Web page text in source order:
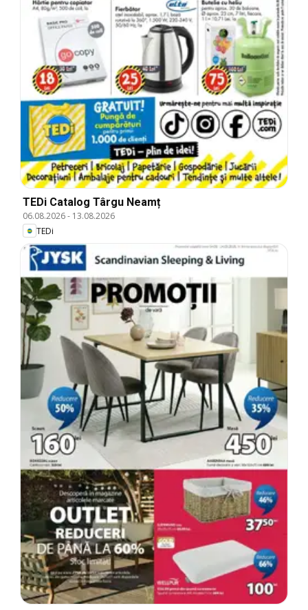
TEDi Catalog Târgu Neamț
06.08.2026- 13.08.2026
TEDi